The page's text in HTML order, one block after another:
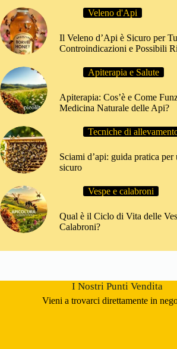
Veleno d'Api
Il Veleno d’Api è Sicuro per
Controindicazioni e Possibili
Apiterapia e Salute
Apiterapia: Cos’è e Come
Medicina Naturale delle Api?
Tecniche di
Sciami d’api: guida pratica
sicuro
Vespe e calabroni
Qual è il Ciclo di Vita delle
Calabroni?
I Nostri Punti Vendita
Vieni a trovarci direttamente in